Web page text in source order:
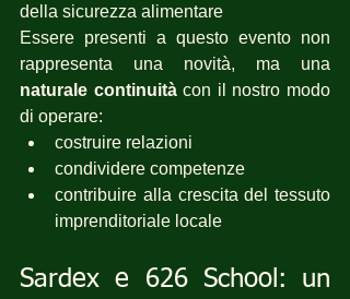
della sicurezza alimentare
Essere presenti a questo evento non
naturale continuità con il nostro modo
di operare:
costruire relazioni
condividere competenze
contribuire alla crescita del tessuto
imprenditoriale locale
Sardex e 626 School: un